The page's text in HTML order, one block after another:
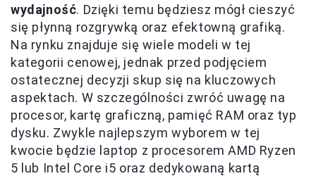
wydajność. Dzięki temu będziesz mógł cieszyć
się płynną rozgrywką oraz efektowną grafiką.
Na rynku znajduje się wiele modeli w tej
kategorii cenowej, jednak przed podjęciem
ostatecznej decyzji skup się na kluczowych
aspektach. W szczególności zwróć uwagę na
procesor, kartę graficzną, pamięć RAM oraz typ
dysku. Zwykle najlepszym wyborem w tej
kwocie będzie laptop z procesorem AMD Ryzen
5 lub Intel Core i5 oraz dedykowaną kartą